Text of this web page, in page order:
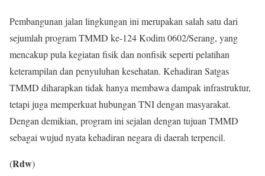
Pembangunan jalan lingkungan ini merupakan salah satu dari
sejumlah program TMMD ke-124 Kodim 0602/Serang, yang
mencakup pula kegiatan fisik dan nonfisik seperti pelatihan
keterampilan dan penyuluhan kesehatan. Kehadiran Satgas
TMMD diharapkan tidak hanya membawa dampak infrastruktur,
tetapi juga memperkuat hubungan TNI dengan masyarakat.
Dengan demikian, program ini sejalan dengan tujuan TMMD
sebagai wujud nyata kehadiran negara di daerah terpencil.
(Rdw)